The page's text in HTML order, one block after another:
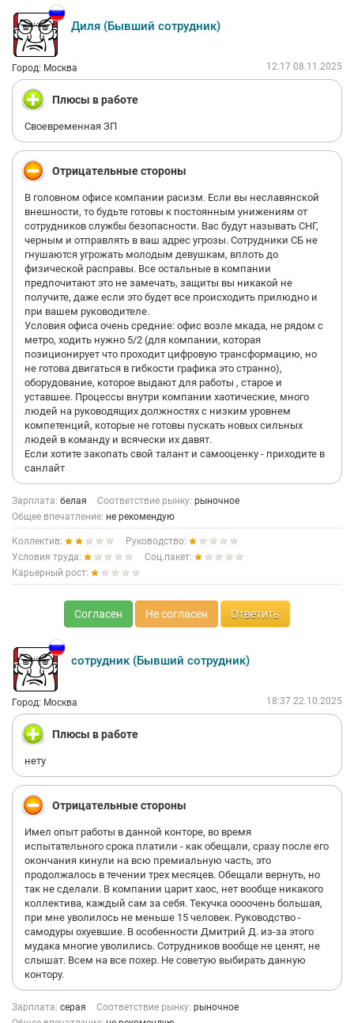
сотрудников унижают ни во что не ставят и никому не
настучать, потому что будешь уволен при попытке
Диля (Бывший сотрудник)
Город: Москва 12:17 08.11.2025
Плюсы в работе
Своевременная ЗП
Отрицательные стороны
В головном офисе компании расизм. Если вы неславянской
внешности, то будьте готовы к постоянным унижениям от
сотрудников службы безопасности. Вас будут называть СНГ,
черным и отправлять в ваш адрес угрозы. Сотрудники СБ не
гнушаются угрожать молодым девушкам, вплоть до
физической расправы. Все остальные в компании
предпочитают это не замечать, защиты вы никакой не
получите, даже если это будет все происходить прилюдно и
при вашем руководителе.
Условия офиса очень средние: офис возле мкада, не рядом с
метро, ходить нужно 5/2 (для компании, которая
позиционирует что проходит цифровую трансформацию, но
не готова двигаться в гибкости графика это странно),
оборудование, которое выдают для работы , старое и
уставшее. Процессы внутри компании хаотические, много
людей на руководящих должностях с низким уровнем
компетенций, которые не готовы пускать новых сильных
людей в команду и всячески их давят.
Если хотите закопать свой талант и самооценку - приходите в
санлайт
Зарплата: белая Соответствие рынку: рыночное
Общее впечатление: не рекомендую
Коллектив:
Руководство:
Условия труда:
Соц.пакет:
Карьерный рост:
Согласен Не согласен Ответить
сотрудник (Бывший сотрудник)
Город: Москва 18:37 22.10.2025
Плюсы в работе
нету
Отрицательные стороны
Имел опыт работы в данной конторе, во время
испытательного срока платили - как обещали, сразу после его
окончания кинули на всю премиальную часть, это
продолжалось в течении трех месяцев. Обещали вернуть, но
так не сделали. В компании царит хаос, нет вообще никакого
коллектива, каждый сам за себя. Текучка оооочень большая,
при мне уволилось не меньше 15 человек. Руководство -
самодуры охуевшие. В особенности Дмитрий Д. из-за этого
мудака многие уволились. Сотрудников вообще не ценят, не
слышат. Всем на все похер. Не советую выбирать данную
контору.
Зарплата: серая Соответствие рынку: рыночное